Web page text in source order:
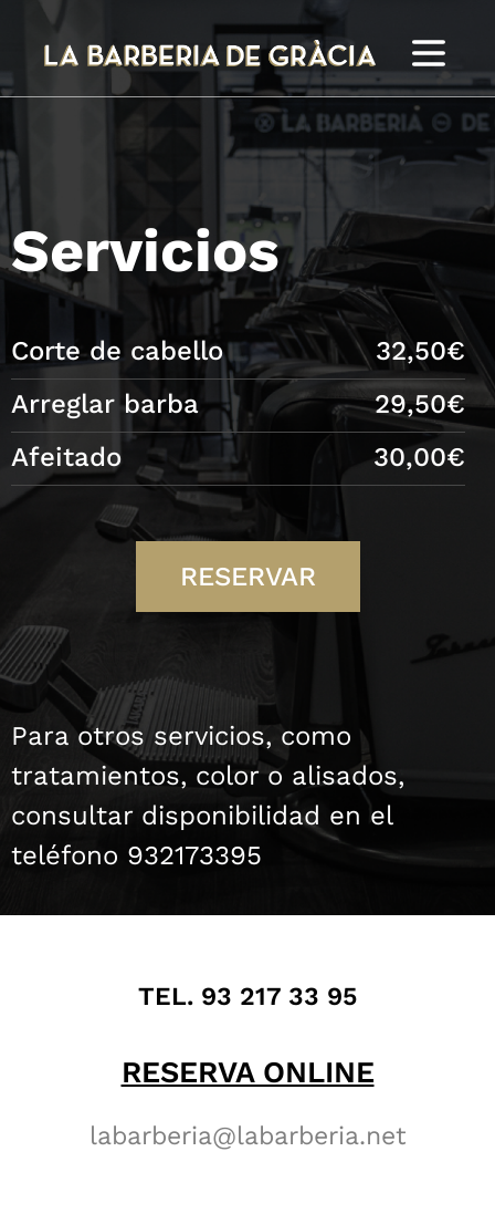
Servicios
Corte de cabello
32,50€
Arreglar barba
29,50€
Afeitado
30,00€
RESERVAR
Para otros servicios, como
tratamientos, color o alisados,
consultar disponibilidad en el
teléfono 932173395
TEL. 93 217 33 95
RESERVA ONLINE
labarberia@labarberia.net